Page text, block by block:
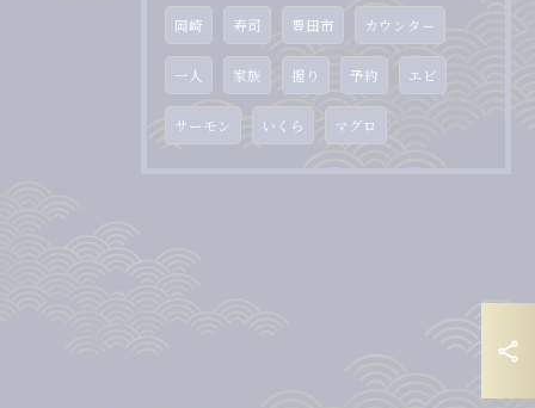
岡崎 寿司 豊田市 カウンター
一人 家族 握り 予約 エビ
サーモン いくら マグロ